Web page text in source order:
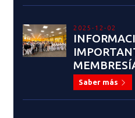
2025-12-02
Saber más